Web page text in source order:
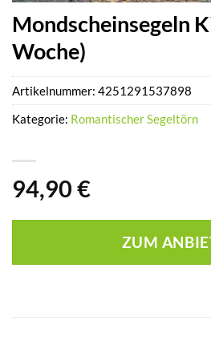
Mondscheinsegeln
Woche)
94,90 €
ZUM
Artikelnummer: 4251291537898
Kategorie: Romantischer Segeltörn